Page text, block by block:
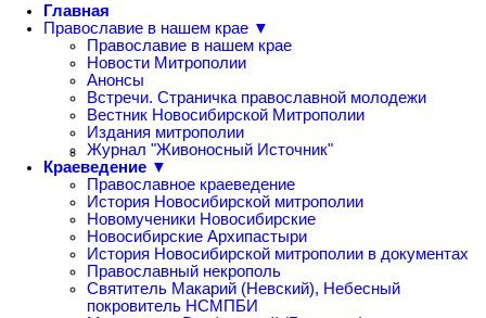
Главная
Православие в нашем крае ▼
Православие в нашем крае
Новости Митрополии
Анонсы
Встречи. Страничка православной молодежи
Вестник Новосибирской Митрополии
Издания митрополии
Журнал "Живоносный Источник"
Краеведение ▼
Православное краеведение
История Новосибирской митрополии
Новомученики Новосибирские
Новосибирские Архипастыри
История Новосибирской митрополии в документах
Православный некрополь
Святитель Макарий (Невский), Небесный
покровитель НСМПБИ